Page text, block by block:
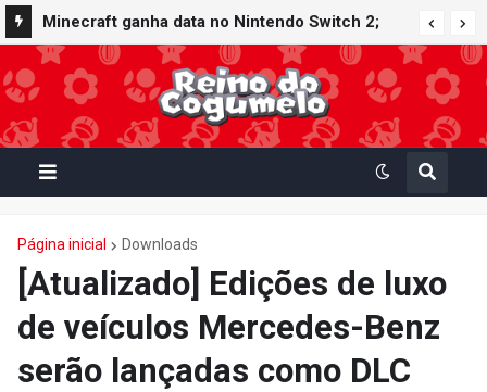
Minecraft ganha data no Nintendo Switch 2;
Super Mario Mash-Up receberá atualização
gráfica exclusiva
Página inicial Downloads
[Atualizado] Edições de luxo
de veículos Mercedes-Benz
serão lançadas como DLC